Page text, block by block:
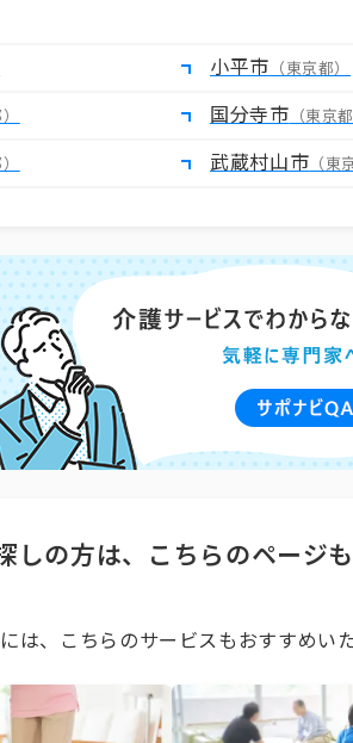
小平市 （東京都）
国分寺市 （東京都
武蔵村山市 （東
しの方は、こちらのページ
は、こちらのサービスもおすすめいた